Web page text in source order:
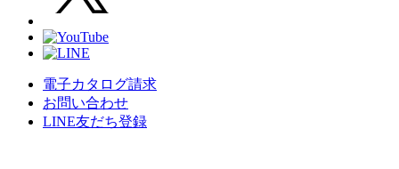
電子カタログ請求
お問い合わせ
LINE友だち登録